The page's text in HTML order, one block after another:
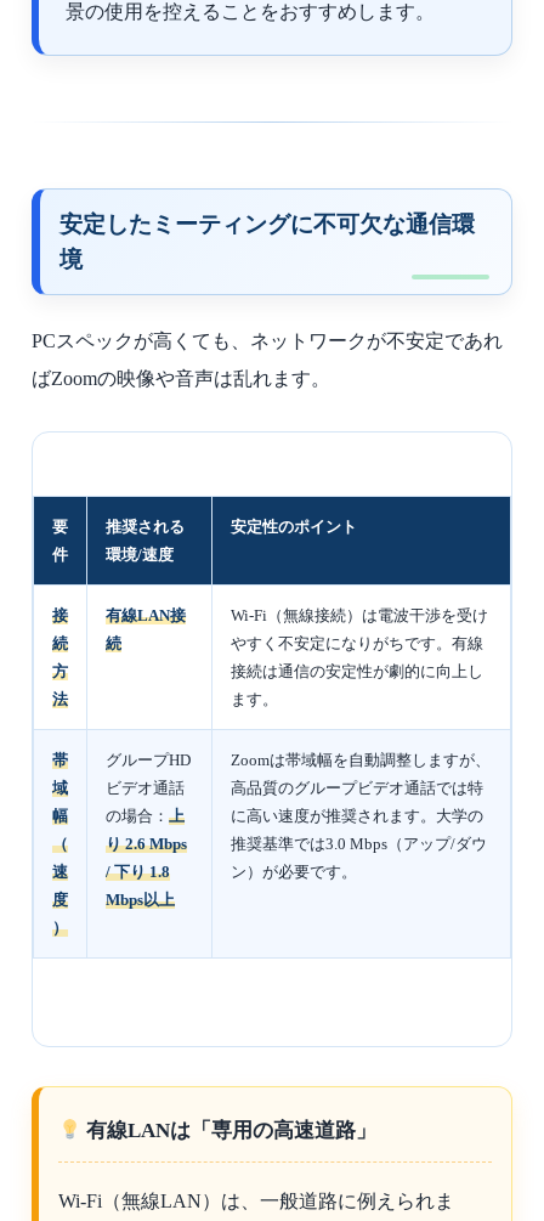
景の使用を控えることをおすすめします。
安定したミーティングに不可欠な通信環
境
PCスペックが高くても、ネットワークが不安定であれ
ばZoomの映像や音声は乱れます。
要
件
推奨される
環境/速度
安定性のポイント
接
続
方
法
有線LAN接
続
Wi-Fi（無線接続）は電波干渉を受け
やすく不安定になりがちです。有線
接続は通信の安定性が劇的に向上し
ます。
帯
域
幅
（
速
度
）
グループHD
ビデオ通話
の場合： 上
り 2.6 Mbps
/ 下り 1.8
Mbps以上
Zoomは帯域幅を自動調整しますが、
高品質のグループビデオ通話では特
に高い速度が推奨されます。大学の
推奨基準では3.0 Mbps（アップ/ダウ
ン）が必要です。
有線LANは「専用の高速道路」
Wi-Fi（無線LAN）は、一般道路に例えられま